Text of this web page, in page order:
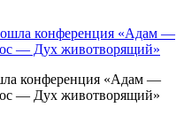
конференция «Адам —
— Дух животворящий»